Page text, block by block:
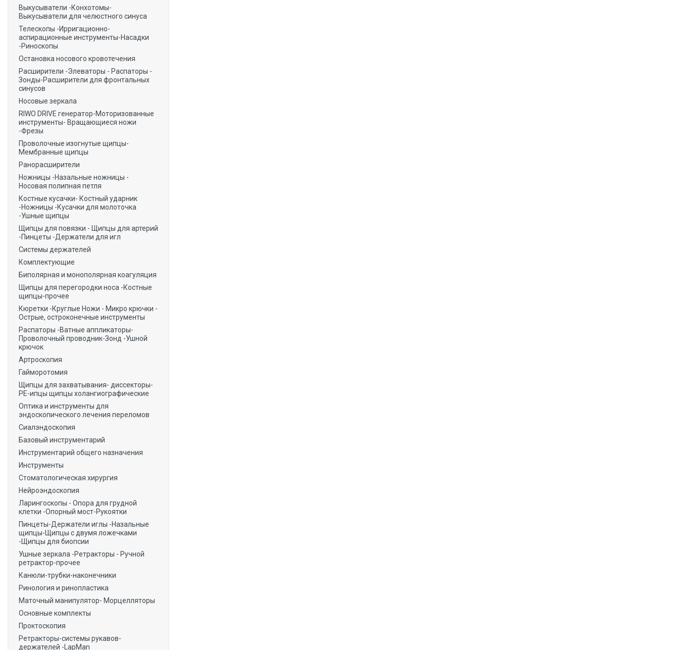
Выкусыватели -Конхотомы-
Выкусыватели для челюстного синуса
Телескопы -Ирригационно-
аспирационные инструменты-Насадки
-Риноскопы
Остановка носового кровотечения
Расширители -Элеваторы - Распаторы -
Зонды-Расширители для фронтальных
синусов
Носовые зеркала
RIWO DRIVE генератор-Моторизованные
инструменты- Вращающиеся ножи
-Фрезы
Проволочные изогнутые щипцы-
Мембранные щипцы
Ранорасширители
Ножницы -Назальные ножницы -
Носовая полипная петля
Костные кусачки- Костный ударник
-Ножницы -Кусачки для молоточка
-Ушные щипцы
Щипцы для повязки - Щипцы для артерий
-Пинцеты -Держатели для игл
Системы держателей
Комплектующие
Биполярная и монополярная коагуляция
Щипцы для перегородки носа -Костные
щипцы-прочее
Кюретки -Круглые Ножи - Микро крючки -
Острые, остроконечные инструменты
Распаторы -Ватные аппликаторы-
Проволочный проводник-Зонд -Ушной
крючок
Артроскопия
Гайморотомия
Щипцы для захватывания- диссекторы-
РЕ-ипцы щипцы холангиографические
Оптика и инструменты для
эндоскопического лечения переломов
Сиалэндоскопия
Базовый инструментарий
Инструментарий общего назначения
Инструменты
Стоматологическая хирургия
Нейроэндоскопия
Ларингоскопы - Опора для грудной
клетки -Опорный мост-Рукоятки
Пинцеты-Держатели иглы -Назальные
щипцы-Щипцы с двумя ложечками
-Щипцы для биопсии
Ушные зеркала -Ретракторы - Ручной
ретрактор-прочее
Канюли-трубки-наконечники
Ринология и ринопластика
Маточный манипулятор- Морцелляторы
Основные комплекты
Проктоскопия
Ретракторы-системы рукавов-
держателей -LapMan